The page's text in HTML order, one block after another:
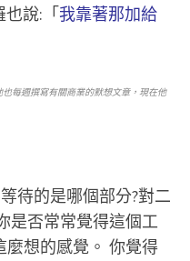
也說:「我靠著那加給
每週撰寫有關商業的默想文章，現在他
待的是哪個部分?對二
是否常常覺得這個工
想的感覺。 你覺得